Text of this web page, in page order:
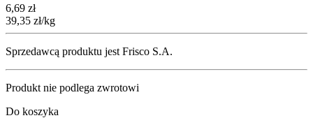
Cena
6,69 zł
39,35 zł/kg
Sprzedawcą produktu jest Frisco S.A.
Produkt nie podlega zwrotowi
Do koszyka